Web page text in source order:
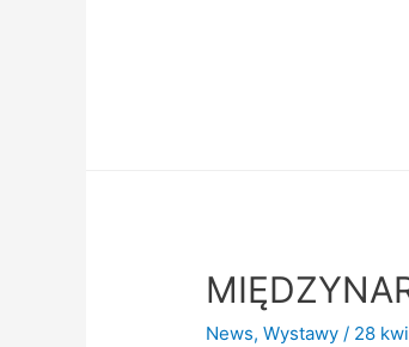
News,Wystawy / 28